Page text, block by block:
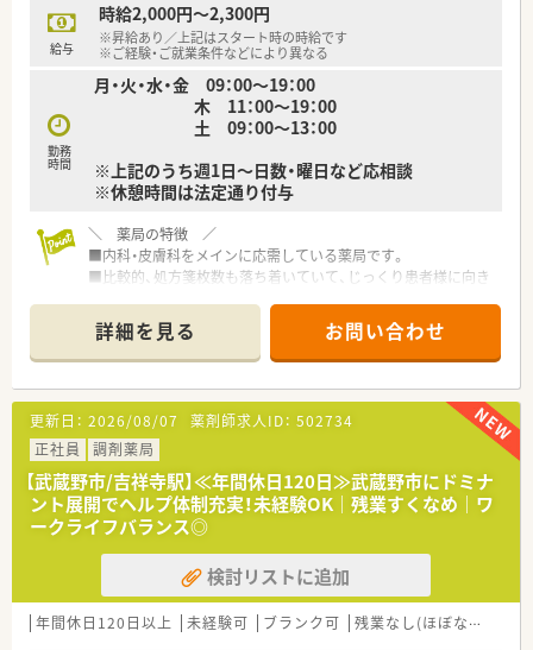
【こんな方にオススメ】
■高度な薬学知識を身につけたい方や、多くの症例を経験して薬
剤師としてのキャリアを磨きたい方に最適です。
■残業を抑えつつも高年収を目指したい方にとって、年間休日
120日という好条件は非常に魅力的な環境です。
■ノルマに追われることなく、患者様一人ひとりと丁寧に向き合
給与
時給2,000円～2,300円
※昇給あり／上記はスタート時の時給です
※ご経験・ご就業条件などにより異なる
勤務
時間
月・火・水・金 09：00～19：00
木 11：00～19：00
土 09：00～13：00
※上記のうち週1日～日数・曜日など応相談
※休憩時間は法定通り付与
＼ 薬局の特徴 ／
■内科・皮膚科をメインに応需している薬局です。
■比較的、処方箋枚数も落ち着いていて、じっくり患者様に向き
＼ 企業の特徴 ／
■東京都武蔵野市の人気エリアを中心に、11店舗の調剤薬局を
ドミナント展開しています。
■店内も明るくキレイな薬局です。
■社員の平均勤続年数は15年以上！
安定して長く仕事を続けられる薬局です。
■認知症カフェや地域活動も積極的に実施されています。
■従業員の男女比は3:7
■ドミナント展開をしているためヘルプ体制も充実していま
す。
長期休暇を取得されて旅行に行く人もいらっしゃいます。
■全店舗、基準調剤算定施設になっており、ワンランク上の薬剤
師の仕事ができます。
■どの店舗も最新設備を積極的に導入し、薬剤師が安心して勤務
詳細を見る お問い合わせ
更新日： 2026/08/07 薬剤師求人ID： 502734
正社員
調剤薬局
【武蔵野市/吉祥寺駅】≪年間休日120日≫武蔵野市にドミナ
ント展開でヘルプ体制充実！未経験OK｜残業すくなめ｜ワ
ークライフバランス◎
検討リストに追加
年間休日120日以上 未経験可 ブランク可 残業なし(ほぼなし含む)